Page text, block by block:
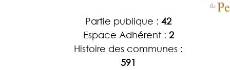
Partie publique : 42
Espace Adhérent : 2
Histoire des communes :
591